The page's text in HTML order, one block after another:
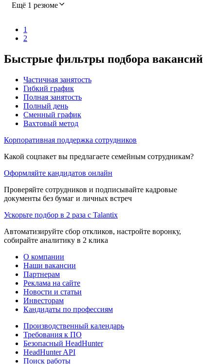
Ещё 1 резюме
1
2
Быстрые фильтры подбора вакансий
Частичная занятость
Гибкий график
Полная занятость
Полный день
Сменный график
Вахтовый метод
Корпоративная поддержка сотрудников
Какой соцпакет вы предлагаете семейным сотрудникам?
Оформляйте кандидатов онлайн
Проверяйте сотрудников и подписывайте кадровые
документы без бумаг и личных встреч
Ускорьте подбор в 2 раза с Talantix
Автоматизируйте сбор откликов, настройте воронку,
собирайте аналитику в 2 клика
О компании
Наши вакансии
Партнерам
Реклама на сайте
Новости и статьи
Инвесторам
Кандидаты по профессиям
Производственный календарь
Требования к ПО
Безопасный HeadHunter
HeadHunter API
Поиск работы